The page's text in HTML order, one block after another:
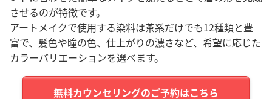
させるのが特徴です。
アートメイクで使用する染料は茶系だけでも12種類と豊
富で、髪色や瞳の色、仕上がりの濃さなど、希望に応じた
カラーバリエーションを選べます。